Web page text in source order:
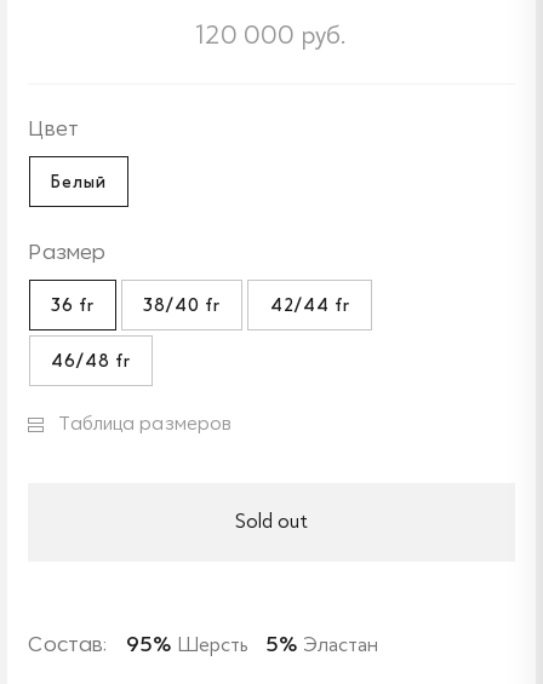
120 000 руб.
Цвет
Белый
Размер
36 fr 38/40 fr 42/44 fr
46/48 fr
Таблица размеров
Sold out
Состав: 95% Шерсть 5% Эластан